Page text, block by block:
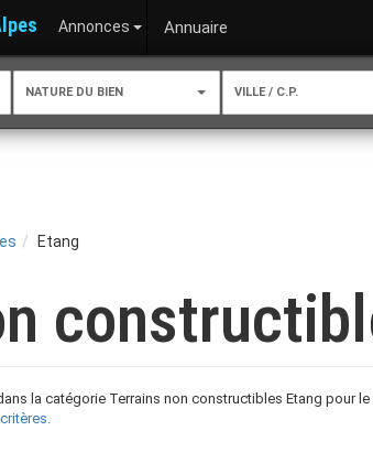
Annonces Annuaire
NATURE DU BIEN VILLE / C.P.
Etang
la catégorie Terrains non constructibles Etang pour